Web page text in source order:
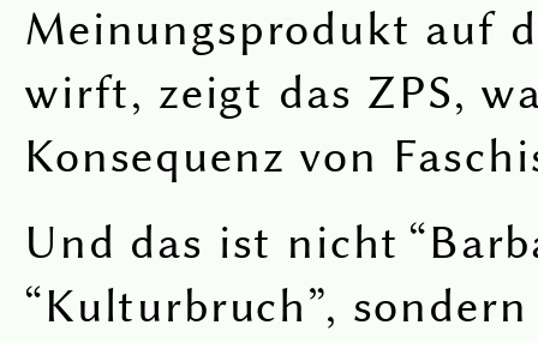
Meinungsprodukt auf
wirft, zeigt das ZPS,
Konsequenz von
Und das ist nicht
“Kulturbruch”,